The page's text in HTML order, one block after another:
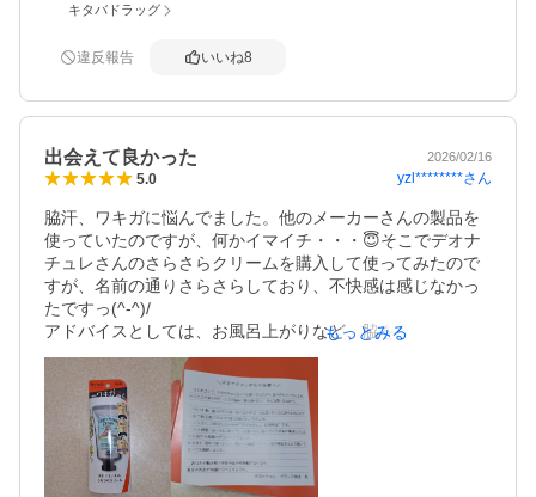
キタバドラッグ
違反報告 いいね8
出会えて良かった 2026/02/16
5.0 yzl********さん
脇汗、ワキガに悩んでました。他のメーカーさんの製品を
使っていたのですが、何かイマイチ・・・😇そこでデオナ
チュレさんのさらさらクリームを購入して使ってみたので
すが、名前の通りさらさらしており、不快感は感じなかっ
たですっ(^-^)/
アドバイスとしては、お風呂上がりなど、脇を乾かしてか
ら、豆粒ぐらいの量を脇に伸ばすように塗るのがおすすめ
します🍀
もっとみる